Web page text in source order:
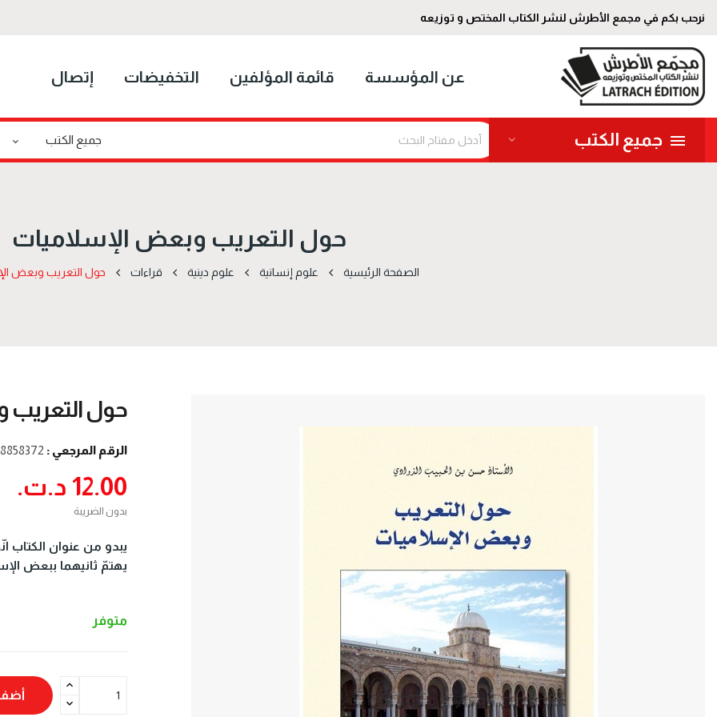
نرحب بكم في مجمع الأطرش لنشر الكتاب المختص و توزيعه
عن المؤسسة قائمة المؤلفين التخفيضات إتصال
جميع الكتب
حول التعريب وبعض الإسلاميات
الصفحة الرئيسية علوم إنسانية علوم دينية قراءات حول التعريب وبعض
حول التعريب
الرقم المرجعي : 2
12.00 د.ت.‏
بدون الضريبة
يبدو من عنوان الكتاب
يهتمّ ثانيهما ببعض
متوفر